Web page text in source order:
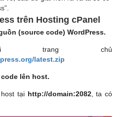
trên Hosting cPanel
(source code) WordPress.
tại trang chủ
latest.zip
lên host.
tại http://domain:2082, ta có